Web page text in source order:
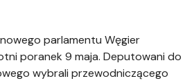
parlamentu Węgier
poranek 9 maja. Deputowani do
wybrali przewodniczącego